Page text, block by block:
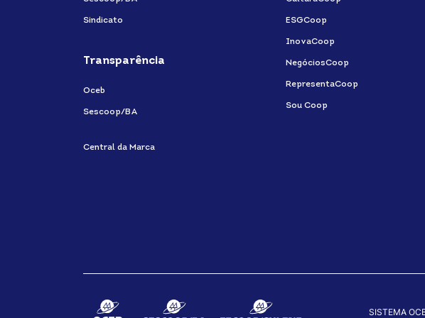
Sindicato
Transparência
Oceb
Sescoop/BA
Central da Marca
ESGCoop
InovaCoop
NegóciosCoop
RepresentaCoop
Sou Coop
SISTEMA